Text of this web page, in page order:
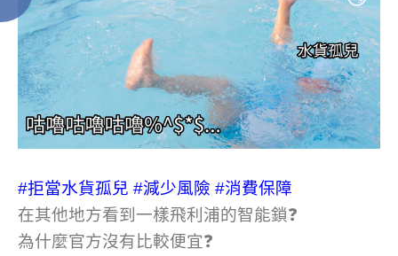
#拒當水貨孤兒 #減少風險 #消費保障
在其他地方看到一樣飛利浦的智能鎖❓
為什麼官方沒有比較便宜❓